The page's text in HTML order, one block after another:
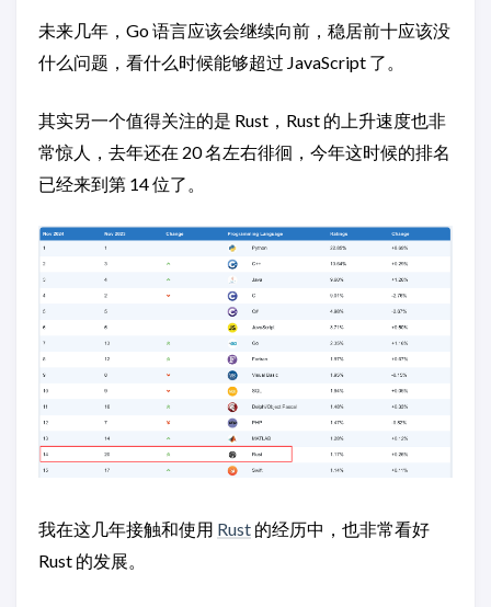
未来几年，Go 语言应该会继续向前，稳居前十应该没
什么问题，看什么时候能够超过 JavaScript 了。
其实另一个值得关注的是 Rust，Rust 的上升速度也非
常惊人，去年还在 20 名左右徘徊，今年这时候的排名
已经来到第 14 位了。
我在这几年接触和使用 Rust 的经历中，也非常看好
Rust 的发展。